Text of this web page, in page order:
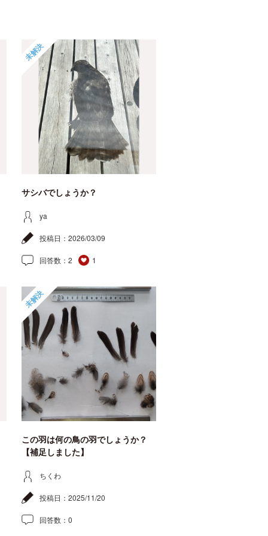
未解決
サシバでしょうか？
ya
投稿日： 2026/03/09
回答数： 2 1
未解決
この羽は何の鳥の羽でしょうか？
【補足しました】
ちくわ
投稿日： 2025/11/20
回答数： 0